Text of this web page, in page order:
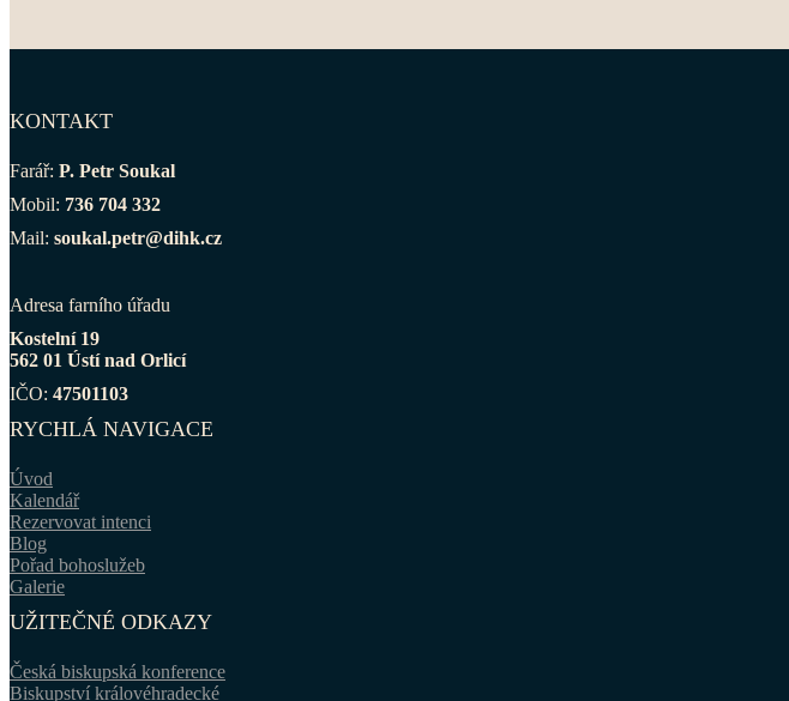
KONTAKT
Farář: P. Petr Soukal
Mobil: 736 704 332
Mail: soukal.petr@dihk.cz
Adresa farního úřadu
Kostelní 19
562 01 Ústí nad Orlicí
IČO: 47501103
RYCHLÁ NAVIGACE
Úvod
Kalendář
Rezervovat intenci
Blog
Pořad bohoslužeb
Galerie
UŽITEČNÉ ODKAZY
Česká biskupská konference
Biskupství královéhradecké